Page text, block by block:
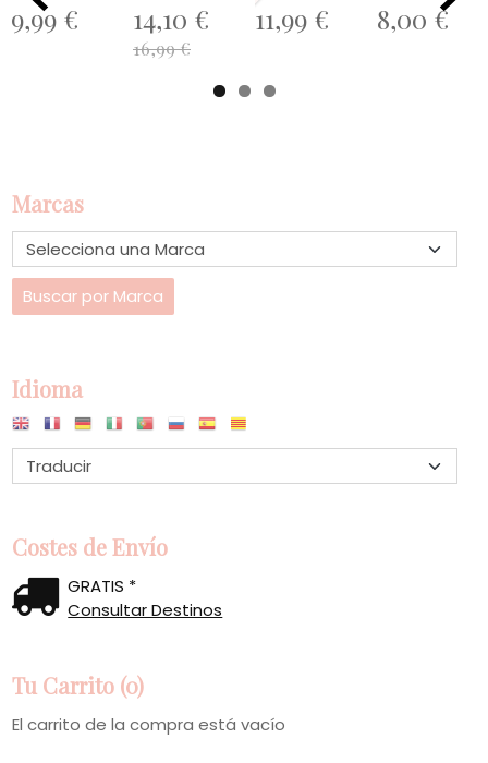
Marcas
Idioma
Costes de Envío
GRATIS *
Consultar Destinos
Tu Carrito (0)
El carrito de la compra está vacío
9,99 € 14,10 €
16,99 €
11,99 € 8,00 €